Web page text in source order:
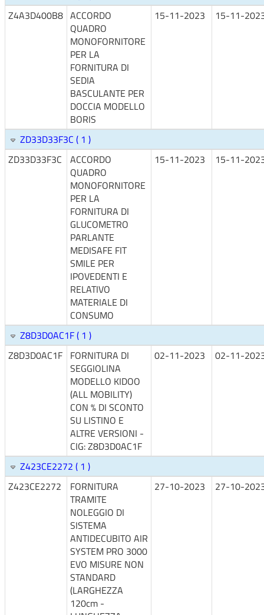
Z4A3D400B8 ACCORDO
QUADRO
MONOFORNITORE
PER LA
FORNITURA DI
SEDIA
BASCULANTE PER
DOCCIA MODELLO
BORIS
15-11-2023 15-11-
ZD33D33F3C ( 1 )
ZD33D33F3C
ACCORDO
QUADRO
MONOFORNITORE
PER LA
FORNITURA DI
GLUCOMETRO
PARLANTE
MEDISAFE FIT
SMILE PER
IPOVEDENTI E
RELATIVO
MATERIALE DI
CONSUMO
15-11-2023 15-11-
Z8D3D0AC1F ( 1 )
Z8D3D0AC1F FORNITURA DI
SEGGIOLINA
MODELLO KIDOO
(ALL MOBILITY)
CON % DI SCONTO
SU LISTINO E
ALTRE VERSIONI -
CIG: Z8D3D0AC1F
02-11-2023 02-11-
Z423CE2272 ( 1 )
Z423CE2272
FORNITURA
TRAMITE
NOLEGGIO DI
SISTEMA
ANTIDECUBITO AIR
SYSTEM PRO 3000
EVO MISURE NON
STANDARD
(LARGHEZZA
120cm -
27-10-2023 27-10-